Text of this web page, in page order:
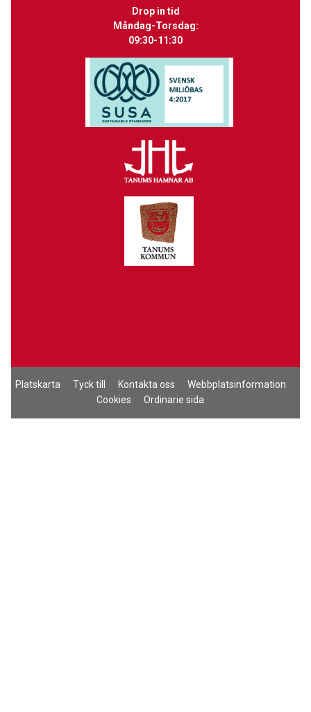
Drop in tid
Måndag-Torsdag:
09:30-11:30
Platskarta Tyck till Kontakta oss
Webbplatsinformation
Cookies
Ordinarie sida